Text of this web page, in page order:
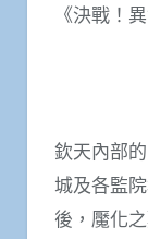
《決戰！
欽天內部
城及各監
後，魘化